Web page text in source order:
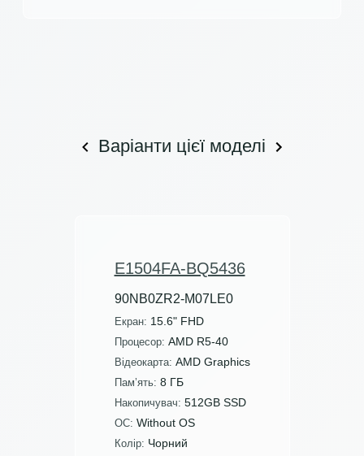
Варіанти цієї моделі
E1504FA-BQ5436
90NB0ZR2-M07LE0
Екран: 15.6" FHD
Процесор: AMD R5-40
Відеокарта: AMD Graphics
Пам’ять: 8 ГБ
Накопичувач: 512GB SSD
ОС: Without OS
Колір: Чорний